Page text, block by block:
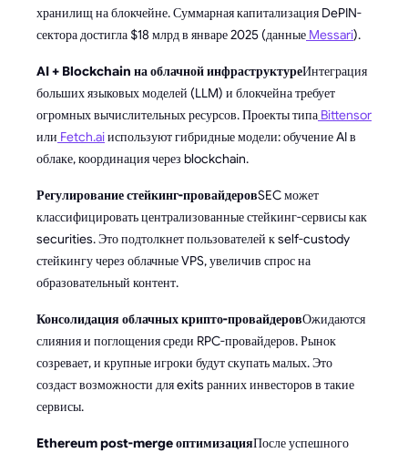
хранилищ на блокчейне. Суммарная капитализация DePIN-
сектора достигла $18 млрд в январе 2025 (данные Messari).
AI + Blockchain на облачной инфраструктуреИнтеграция
больших языковых моделей (LLM) и блокчейна требует
огромных вычислительных ресурсов. Проекты типа Bittensor
или Fetch.aiиспользуют гибридные модели: обучение AI в
облаке, координация через blockchain.
Регулирование стейкинг-провайдеровSEC может
классифицировать централизованные стейкинг-сервисы как
securities. Это подтолкнет пользователей к self-custody
стейкингу через облачные VPS, увеличив спрос на
образовательный контент.
Консолидация облачных крипто-провайдеровОжидаются
слияния и поглощения среди RPC-провайдеров. Рынок
созревает, и крупные игроки будут скупать малых. Это
создаст возможности для exits ранних инвесторов в такие
сервисы.
Ethereum post-merge оптимизацияПосле успешного